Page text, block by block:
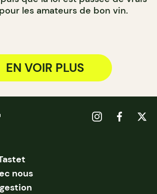
les amateurs de bon vin.
EN VOIR PLUS
nous